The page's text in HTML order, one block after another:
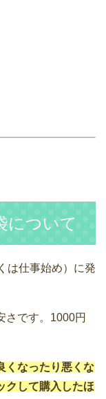
について
は仕事始め）に発
さです。1000円
くなったり悪くな
クして購入したほ